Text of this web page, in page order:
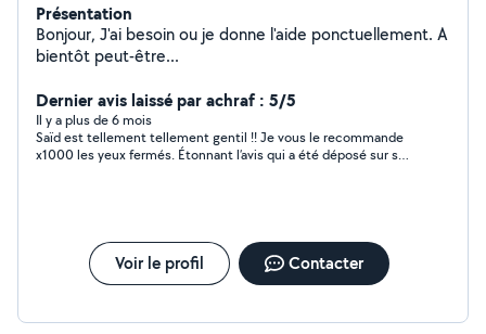
Présentation
Bonjour, J'ai besoin ou je donne l'aide ponctuellement. A
bientôt peut-être...
Dernier avis laissé par achraf : 5/5
Il y a plus de 6 mois
Saïd est tellement tellement gentil !! Je vous le recommande
x1000 les yeux fermés. Étonnant l’avis qui a été déposé sur son
Voir le profil Contacter